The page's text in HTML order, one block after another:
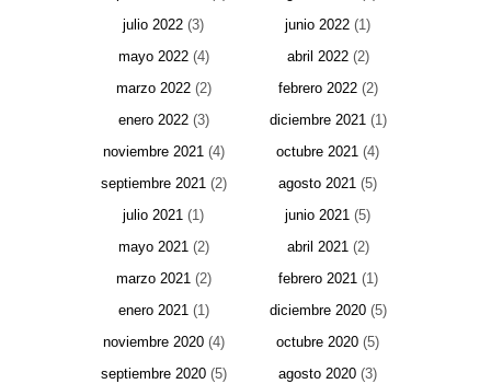
julio 2022 (3) junio 2022 (1)
mayo 2022(4) abril 2022(2)
marzo 2022(2) febrero 2022(2)
enero 2022(3) diciembre 2021(1)
noviembre 2021(4) octubre 2021 (4)
septiembre 2021(2) agosto 2021 (5)
julio 2021 (1) junio 2021 (5)
mayo 2021(2) abril 2021(2)
marzo 2021(2) febrero 2021(1)
enero 2021(1) diciembre 2020(5)
noviembre 2020(4) octubre 2020 (5)
septiembre 2020(5) agosto 2020 (3)